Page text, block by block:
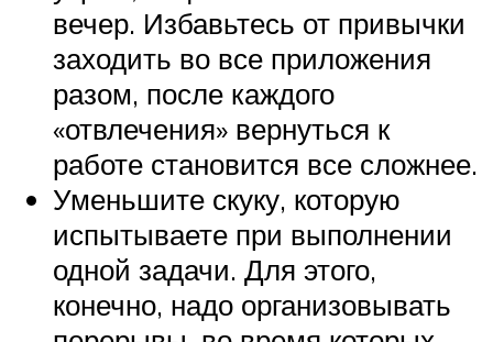
вечер. Избавьтесь от привычки
заходить во все приложения
разом, после каждого
«отвлечения» вернуться к
работе становится все сложнее.
Уменьшите скуку, которую
испытываете при выполнении
одной задачи. Для этого,
конечно, надо организовывать